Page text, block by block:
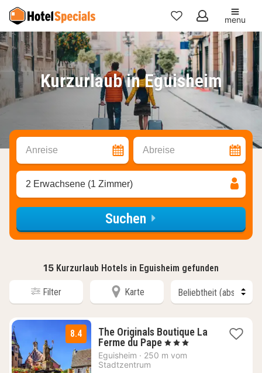
Meine
Favoriten
menu
Kurzurlaub in Eguisheim
Anreise Abreise
2 Erwachsene (1 Zimmer)
Suchen
15 Kurzurlaub Hotels in Eguisheim gefunden
Filter Karte
8.4
The Originals Boutique La
Ferme du Pape1
Nacht
, 3 Sterne
Eguisheim · 250 m vom
Stadtzentrum